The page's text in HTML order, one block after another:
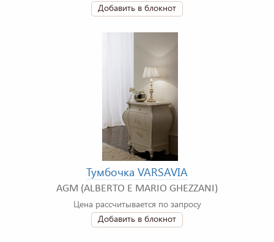
Добавить в блокнот
Тумбочка VARSAVIA
AGM (ALBERTO E MARIO GHEZZANI)
Цена рассчитывается по запросу
Добавить в блокнот